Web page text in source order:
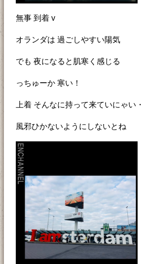
無事 到着 v
オランダは 過ごしやすい陽気
でも 夜になると肌寒く感じる
っちゅーか 寒い！
上着 そんなに持って来ていにゃい・
風邪ひかないようにしないとね